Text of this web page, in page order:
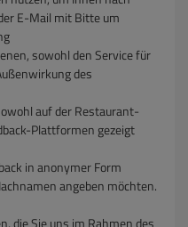
E-Mail mit Bitte um
sowohl den Service für
des
auf der Restaurant-
Plattformen gezeigt
in anonymer Form
angeben möchten.
Sie uns im Rahmen des